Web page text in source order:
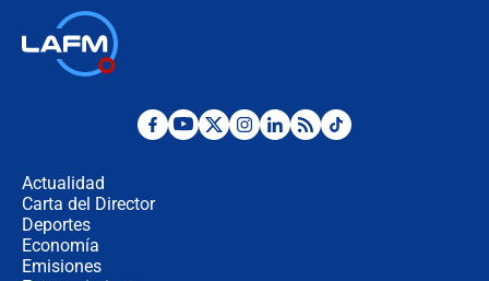
Posesión de Abelardo De La Espriella
Actualidad
Carta del Director
Deportes
Economía
Emisiones